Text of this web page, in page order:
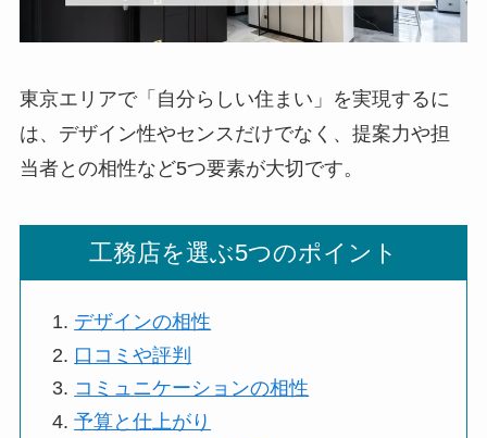
東京エリアで「自分らしい住まい」を実現するに
は、デザイン性やセンスだけでなく、提案力や担
当者との相性など5つ要素が大切です。
工務店を選ぶ5つのポイント
デザインの相性
口コミや評判
コミュニケーションの相性
予算と仕上がり